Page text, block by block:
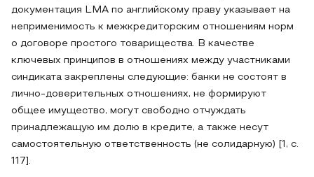
документация LMA по английскому праву указывает на
неприменимость к межкредиторским отношениям норм
о договоре простого товарищества. В качестве
ключевых принципов в отношениях между участниками
синдиката закреплены следующие: банки не состоят в
лично-доверительных отношениях, не формируют
общее имущество, могут свободно отчуждать
принадлежащую им долю в кредите, а также несут
самостоятельную ответственность (не солидарную) [1, с.
117].